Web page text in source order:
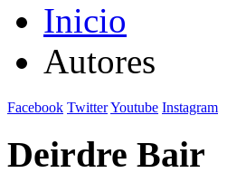
Inicio
Autores
Facebook TwitterYoutube Instagram
Deirdre Bair